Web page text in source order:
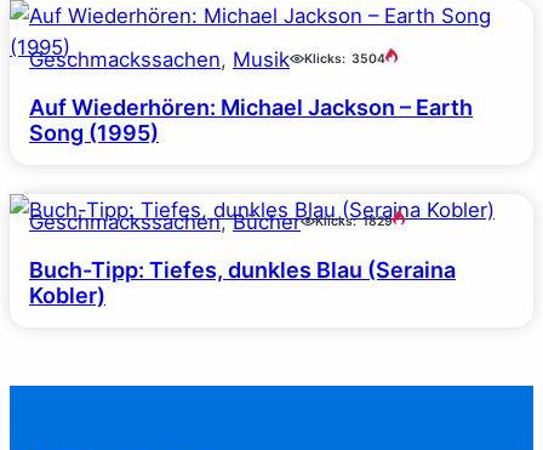
Geschmackssachen, Musik Klicks: 3504
Auf Wiederhören: Michael Jackson – Earth
Song (1995)
Geschmackssachen, Bücher Klicks: 1829
Buch-Tipp: Tiefes, dunkles Blau (Seraina
Kobler)